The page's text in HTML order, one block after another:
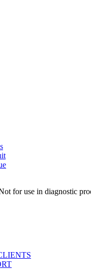
for use in diagnostic